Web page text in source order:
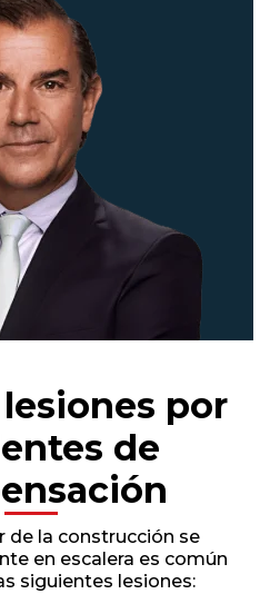
por
de
de la construcción se
en escalera es común
siguientes lesiones: